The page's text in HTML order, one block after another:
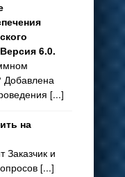
6.0.
Добавлена
[...]
на
Заказчик и
[...]